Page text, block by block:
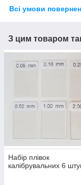
Всі умови
З цим товаром
Набір плівок
калібрувальних 6